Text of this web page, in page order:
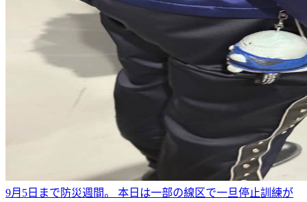
9月5日まで防災週間。 本日は一部の線区で一旦停止訓練が